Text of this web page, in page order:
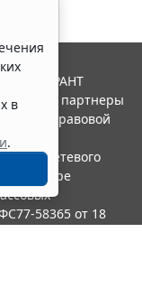
в
.
ГАРАНТ
и ее партнеры
правовой
сетевого
в сфере
58365 от 18